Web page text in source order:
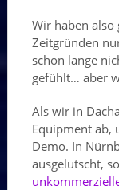
Wir haben also
Zeitgründen
schon lange
gefühlt… aber
Als wir in
Equipment ab,
Demo. In
ausgelutscht,